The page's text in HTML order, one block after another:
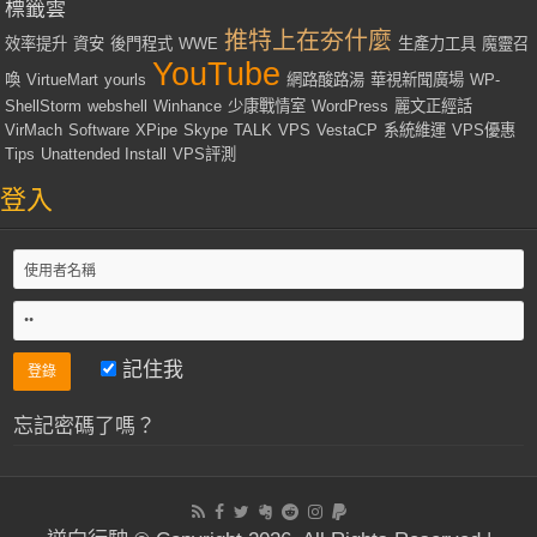
標籤雲
效率提升 資安 後門程式 WWE 推特上在夯什麼 生產力工具 魔靈召
喚 VirtueMart yourls YouTube 網路酸路湯 華視新聞廣場 WP-
ShellStorm webshell Winhance 少康戰情室 WordPress 麗文正經話
VirMach Software XPipe Skype TALK VPS VestaCP 系統維運 VPS優惠
Tips Unattended Install VPS評測
登入
記住我
忘記密碼了嗎？